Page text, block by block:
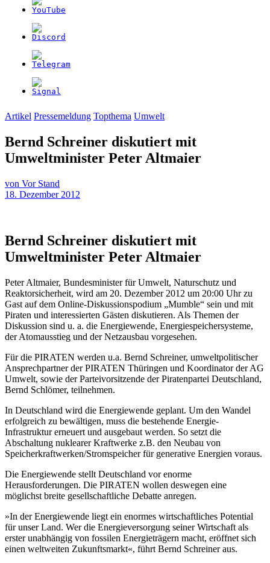
Artikel Pressemeldung Topthema Umwelt
Bernd Schreiner diskutiert mit
Umweltminister Peter Altmaier
von Vor Stand
18. Dezember 2012
Bernd Schreiner diskutiert mit
Umweltminister Peter Altmaier
Peter Altmaier, Bundesminister für Umwelt, Naturschutz und
Reaktorsicherheit, wird am 20. Dezember 2012 um 20:00 Uhr zu
Gast auf dem Online-Diskussionspodium „Mumble“ sein und mit
Piraten und interessierten Gästen diskutieren. Als Themen der
Diskussion sind u. a. die Energiewende, Energiespeichersysteme,
der Atomausstieg und der Netzausbau vorgesehen.
Für die PIRATEN werden u.a. Bernd Schreiner, umweltpolitischer
Ansprechpartner der PIRATEN Thüringen und Koordinator der AG
Umwelt, sowie der Parteivorsitzende der Piratenpartei Deutschland,
Bernd Schlömer, teilnehmen.
In Deutschland wird die Energiewende geplant. Um den Wandel
erfolgreich zu bewältigen, muss die bestehende Energie-
Infrastruktur erneuert und ausgebaut werden. So setzt die
Abschaltung nuklearer Kraftwerke z.B. den Neubau von
Speicherkraftwerken/Stromspeicher für generative Energien voraus.
Die Energiewende stellt Deutschland vor enorme
Herausforderungen. Die PIRATEN wollen deswegen eine
möglichst breite gesellschaftliche Debatte anregen.
»In der Energiewende liegt ein enormes wirtschaftliches Potential
für unser Land. Wer die Energieversorgung seiner Wirtschaft als
erster unabhängig von fossilen Energieträgern macht, eröffnet sich
einen weltweiten Zukunftsmarkt«, führt Bernd Schreiner aus.